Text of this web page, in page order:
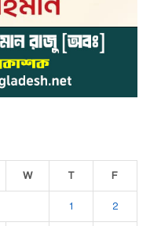
W T F
1 2